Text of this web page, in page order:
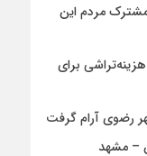
مردم این
برای
رضوی آرام گرفت
– مشهد